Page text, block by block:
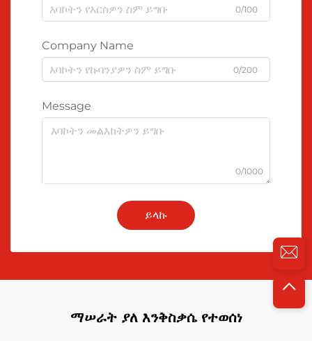
0/100
Company Name
0/200
Message
0/1000
ይላኩ
ማሠራት ያለ እንቅስቃሴ የተወሰነ